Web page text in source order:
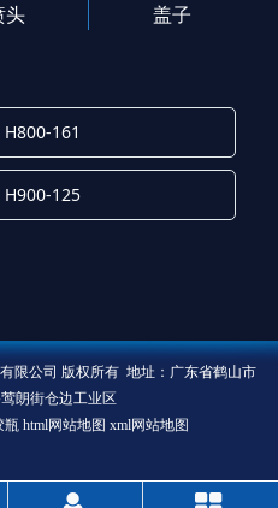
头 盖子
161
H900-125
限公司 版权所有 地址：广东省鹤山市
朗街仓边工业区
瓶 html网站地图 xml网站地图